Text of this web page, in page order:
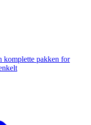
komplette pakken for